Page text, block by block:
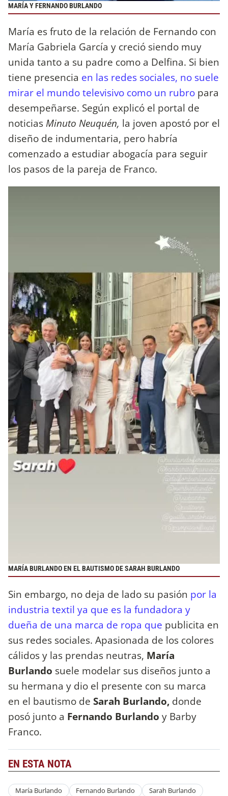
MARÍA Y FERNANDO BURLANDO
María es fruto de la relación de Fernando con
María Gabriela García y creció siendo muy
unida tanto a su padre como a Delfina. Si bien
tiene presencia en las redes sociales, no suele
mirar el mundo televisivo como un rubro para
desempeñarse. Según explicó el portal de
noticiasMinuto Neuquén, la joven apostó por el
diseño de indumentaria, pero habría
comenzado a estudiar abogacía para seguir
los pasos de la pareja de Franco.
MARÍA BURLANDO EN EL BAUTISMO DE SARAH BURLANDO
Sin embargo, no deja de lado su pasión por la
industria textil ya que es la fundadora y
dueña de una marca de ropa que publicita en
sus redes sociales. Apasionada de los colores
cálidos y las prendas neutras, María
Burlando suele modelar sus diseños junto a
su hermana y dio el presente con su marca
en el bautismo de Sarah Burlando, donde
posó junto a Fernando Burlando y Barby
Franco.
EN ESTA NOTA
María Burlando Fernando Burlando Sarah Burlando